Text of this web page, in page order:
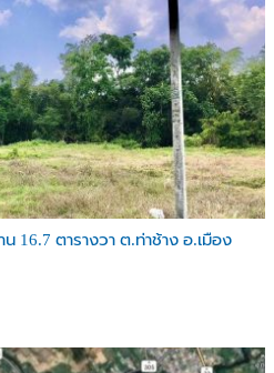
16.7 ตารางวา ต.ท่าช้าง อ.เมือง